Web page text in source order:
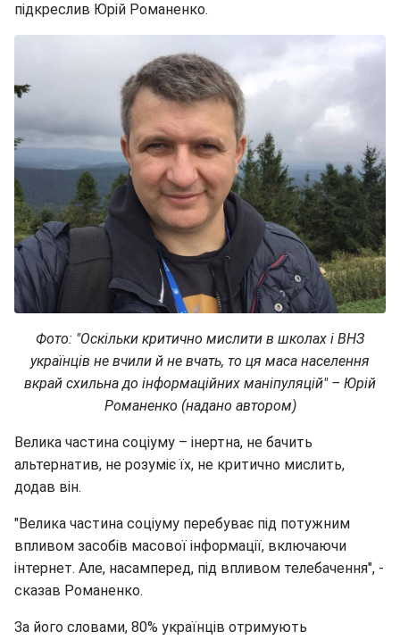
підкреслив Юрій Романенко.
Фото: "Оскільки критично мислити в школах і ВНЗ
українців не вчили й не вчать, то ця маса населення
вкрай схильна до інформаційних маніпуляцій" – Юрій
Романенко (надано автором)
Велика частина соціуму – інертна, не бачить
альтернатив, не розуміє їх, не критично мислить,
додав він.
"Велика частина соціуму перебуває під потужним
впливом засобів масової інформації, включаючи
інтернет. Але, насамперед, під впливом телебачення", -
сказав Романенко.
За його словами, 80% українців отримують